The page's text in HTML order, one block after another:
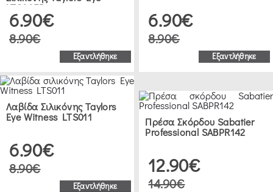
LTS005B
6.90€
8.90€
Εξαντλήθηκε
6.90€
8.90€
Εξαντλήθηκε
Λαβίδα Σιλικόνης Taylors
Eye Witness LTS011
6.90€
8.90€
Εξαντλήθηκε
Πρέσα Σκόρδου Sabatier
Professional SABPR142
12.90€
14.90€